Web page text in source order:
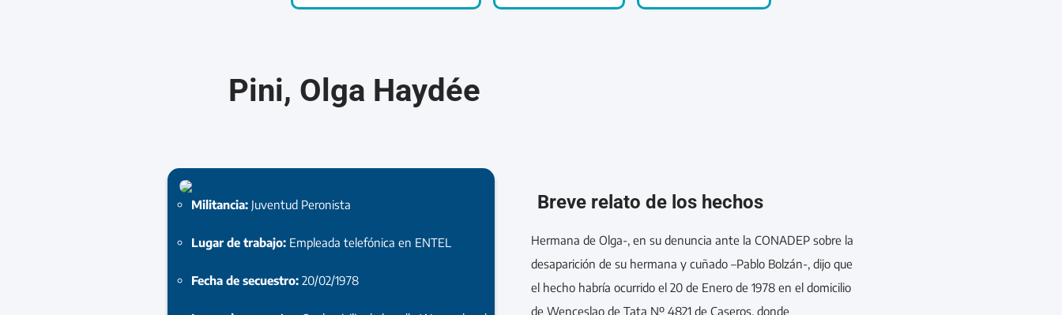
Pini, Olga Haydée
Militancia: Juventud Peronista
Lugar de trabajo: Empleada telefónica en ENTEL
Fecha de secuestro:20/02/1978
Breve relato de los hechos
Hermana de Olga-, en su denuncia ante la CONADEP sobre la
desaparición de su hermana y cuñado –Pablo Bolzán-, dijo que
el hecho habría ocurrido el 20 de Enero de 1978 en el domicilio
de Wenceslao de Tata Nº 4821 de Caseros, donde